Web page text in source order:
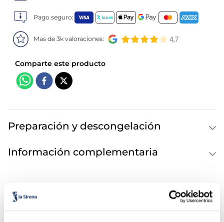
Pago seguro:
Mas de 3k valoraciones:
Preparación y descongelación
Información complementaria
Información Nutricional